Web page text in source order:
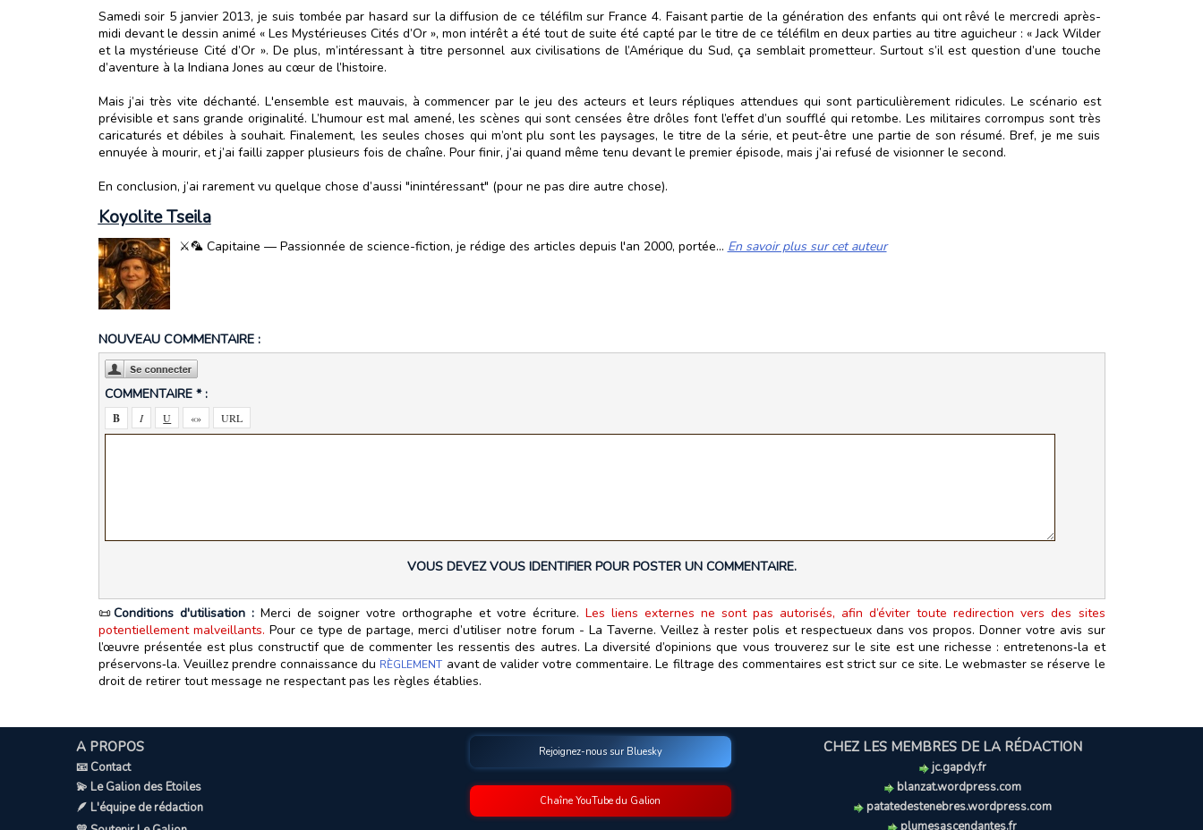
Samedi soir 5 janvier 2013, je suis tombée par hasard sur la diffusion de ce téléfilm sur France 4. Faisant partie de la génération des enfants qui ont rêvé le mercredi après-
midi devant le dessin animé « Les Mystérieuses Cités d’Or », mon intérêt a été tout de suite été capté par le titre de ce téléfilm en deux parties au titre aguicheur : « Jack Wilder
et la mystérieuse Cité d’Or ». De plus, m’intéressant à titre personnel aux civilisations de l’Amérique du Sud, ça semblait prometteur. Surtout s’il est question d’une touche
d’aventure à la Indiana Jones au cœur de l’histoire.
Mais j’ai très vite déchanté. L'ensemble est mauvais, à commencer par le jeu des acteurs et leurs répliques attendues qui sont particulièrement ridicules. Le scénario est
prévisible et sans grande originalité. L’humour est mal amené, les scènes qui sont censées être drôles font l’effet d’un soufflé qui retombe. Les militaires corrompus sont très
caricaturés et débiles à souhait. Finalement, les seules choses qui m’ont plu sont les paysages, le titre de la série, et peut-être une partie de son résumé. Bref, je me suis
ennuyée à mourir, et j’ai failli zapper plusieurs fois de chaîne. Pour finir, j’ai quand même tenu devant le premier épisode, mais j’ai refusé de visionner le second.
En conclusion, j’ai rarement vu quelque chose d’aussi "inintéressant" (pour ne pas dire autre chose).
Koyolite Tseila
⚔️🦜 Capitaine — Passionnée de science-fiction, je rédige des articles depuis l'an 2000, portée... En savoir plus sur cet auteur
NOUVEAU COMMENTAIRE :
COMMENTAIRE * :
VOUS DEVEZ VOUS IDENTIFIER POUR POSTER UN COMMENTAIRE.
📜Conditions d'utilisation :Merci de soigner votre orthographe et votre écriture.Les liens externes ne sont pas autorisés, afin d’éviter toute redirection vers des sites
potentiellement malveillants. Pour ce type de partage, merci d’utiliser notre forum - La Taverne. Veillez à rester polis et respectueux dans vos propos. Donner votre avis sur
l’œuvre présentée est plus constructif que de commenter les ressentis des autres. La diversité d’opinions que vous trouverez sur le site est une richesse : entretenons‑la et
préservons‑la. Veuillez prendre connaissance du RÈGLEMENT avant de valider votre commentaire. Le filtrage des commentaires est strict sur ce site. Le webmaster se réserve le
droit de retirer tout message ne respectant pas les règles établies.
A PROPOS
📧 Contact
💫 Le Galion des Etoiles
🪶 L'équipe de rédaction
Rejoignez-nous sur Bluesky
Chaîne YouTube du Galion
CHEZ LES MEMBRES DE LA RÉDACTION
jc.gapdy.fr
blanzat.wordpress.com
patatedestenebres.wordpress.com